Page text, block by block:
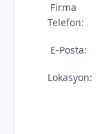
Firma
Telefon:
E-Posta:
Lokasyon: